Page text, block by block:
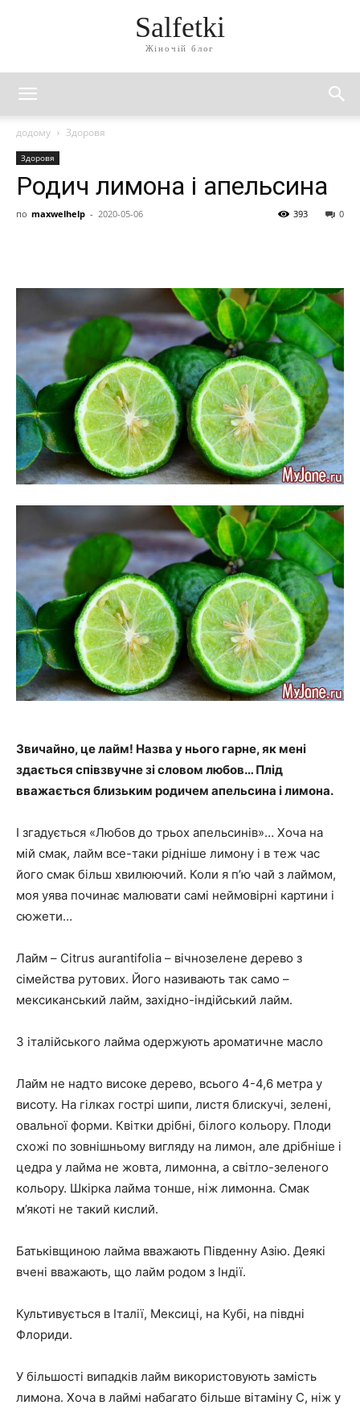
Salfetki
Жіночій блог
додому Здоровя
Здоровя
Родич лимона і апельсина
по maxwelhelp - 2020-05-06 0
393
Звичайно, це лайм! Назва у нього гарне, як мені
здається співзвучне зі словом любов… Плід
вважається близьким родичем апельсина і лимона.
І згадується «Любов до трьох апельсинів»… Хоча на
мій смак, лайм все-таки рідніше лимону і в теж час
його смак більш хвилюючий. Коли я п’ю чай з лаймом,
моя уява починає малювати самі неймовірні картини і
сюжети…
Лайм – Citrus aurantifolia – вічнозелене дерево з
сімейства рутових. Його називають так само –
мексиканський лайм, західно-індійський лайм.
З італійського лайма одержують ароматичне масло
Лайм не надто високе дерево, всього 4-4,6 метра у
висоту. На гілках гострі шипи, листя блискучі, зелені,
овальної форми. Квітки дрібні, білого кольору. Плоди
схожі по зовнішньому вигляду на лимон, але дрібніше і
цедра у лайма не жовта, лимонна, а світло-зеленого
кольору. Шкірка лайма тонше, ніж лимонна. Смак
м’якоті не такий кислий.
Батьківщиною лайма вважають Південну Азію. Деякі
вчені вважають, що лайм родом з Індії.
Культивується в Італії, Мексиці, на Кубі, на півдні
Флориди.
У більшості випадків лайм використовують замість
лимона. Хоча в лаймі набагато більше вітаміну С, ніж у